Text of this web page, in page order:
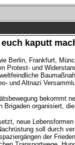
kaputt
Berlin, Frankfurt,
Protest- und
und Altnazi
bekommt
Brigaden organisiert,
neue
soll durch
der